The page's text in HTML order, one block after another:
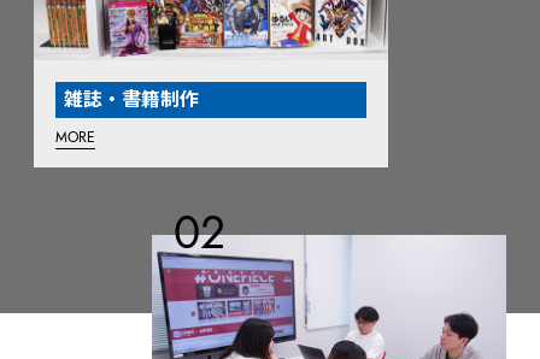
雑誌・書籍制作
MORE